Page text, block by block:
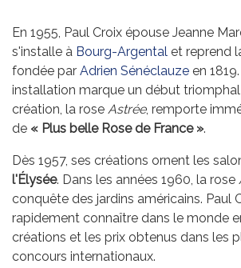
En 1955, Paul Croix épouse Jeanne
s'installe à Bourg-Argental et reprend
fondée par Adrien Sénéclauze en
installation marque un début triomphal
création, la rose Astrée, remporte
de « Plus belle Rose de France ».
Dès 1957, ses créations ornent les
l'Élysée. Dans les années 1960, la rose
conquête des jardins américains. Paul
rapidement connaître dans le monde
créations et les prix obtenus dans les
concours internationaux.